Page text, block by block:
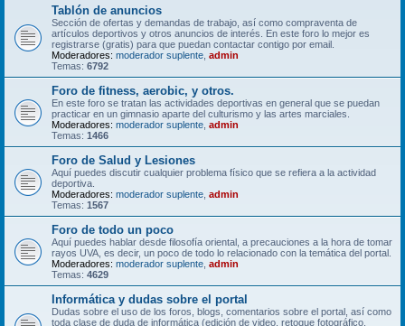
Tablón de anuncios
Sección de ofertas y demandas de trabajo, así como compraventa de
artículos deportivos y otros anuncios de interés. En este foro lo mejor es
registrarse (gratis) para que puedan contactar contigo por email.
Moderadores: moderador suplente admin
Temas: 6792
Foro de fitness, aerobic, y otros.
En este foro se tratan las actividades deportivas en general que se puedan
practicar en un gimnasio aparte del culturismo y las artes marciales.
Moderadores: moderador suplente admin
Temas: 1466
Foro de Salud y Lesiones
Aquí puedes discutir cualquier problema físico que se refiera a la actividad
deportiva.
Moderadores: moderador suplente admin
Temas: 1567
Foro de todo un poco
Aquí puedes hablar desde filosofía oriental, a precauciones a la hora de tomar
rayos UVA, es decir, un poco de todo lo relacionado con la temática del portal.
Moderadores: moderador suplente admin
Temas: 4629
Informática y dudas sobre el portal
Dudas sobre el uso de los foros, blogs, comentarios sobre el portal, así como
toda clase de duda de informática (edición de video, retoque fotográfico,